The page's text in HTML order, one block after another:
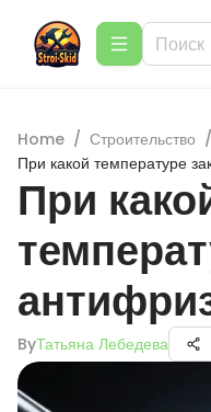
Home / Строительство /
При какой температуре
При
ByТатьяна Лебедева